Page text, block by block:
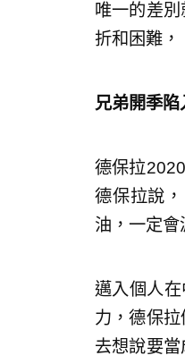
唯一的差
折和困難，
兄弟開季
德保拉
德保拉說
油，一定會
邁入個人
力，德保
去想說要